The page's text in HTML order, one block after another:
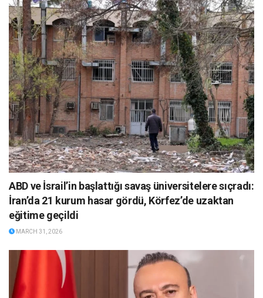
ABD ve İsrail’in başlattığı savaş üniversitelere sıçradı:
İran’da 21 kurum hasar gördü, Körfez’de uzaktan
eğitime geçildi
MARCH 31, 2026